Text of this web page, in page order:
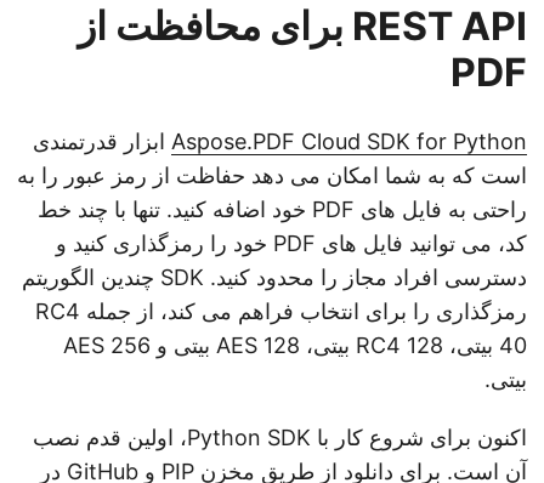
REST API برای محافظت از
PDF
Aspose.PDF Cloud SDK for Pythonابزار قدرتمندی
است که به شما امکان می دهد حفاظت از رمز عبور را به
راحتی به فایل های PDF خود اضافه کنید. تنها با چند خط
کد، می توانید فایل های PDF خود را رمزگذاری کنید و
دسترسی افراد مجاز را محدود کنید. SDK چندین الگوریتم
رمزگذاری را برای انتخاب فراهم می کند، از جمله RC4
40 بیتی، RC4 128 بیتی، AES 128 بیتی و AES 256
بیتی.
اکنون برای شروع کار با Python SDK، اولین قدم نصب
آن است. برای دانلود از طریق مخزنPIPوGitHubدر